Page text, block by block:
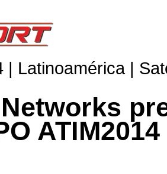
| Latinoamérica |
ATIM2014